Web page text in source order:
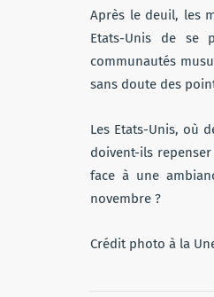
Après le deuil, les
Etats-Unis de se
communautés
sans doute des
Les Etats-Unis, où
doivent-ils
face à une
novembre ?
Crédit photo à la